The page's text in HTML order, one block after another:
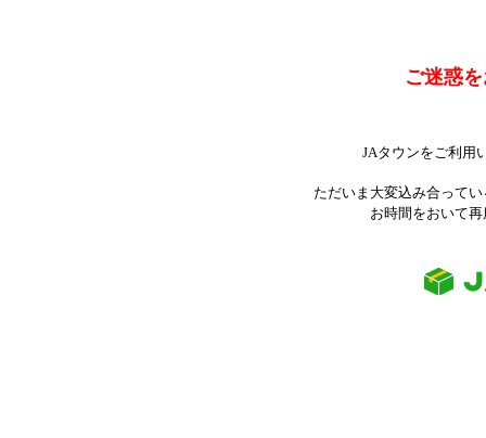
ご迷惑
JAタウンをご利用
ただいま大変込み合って
お時間をおいて